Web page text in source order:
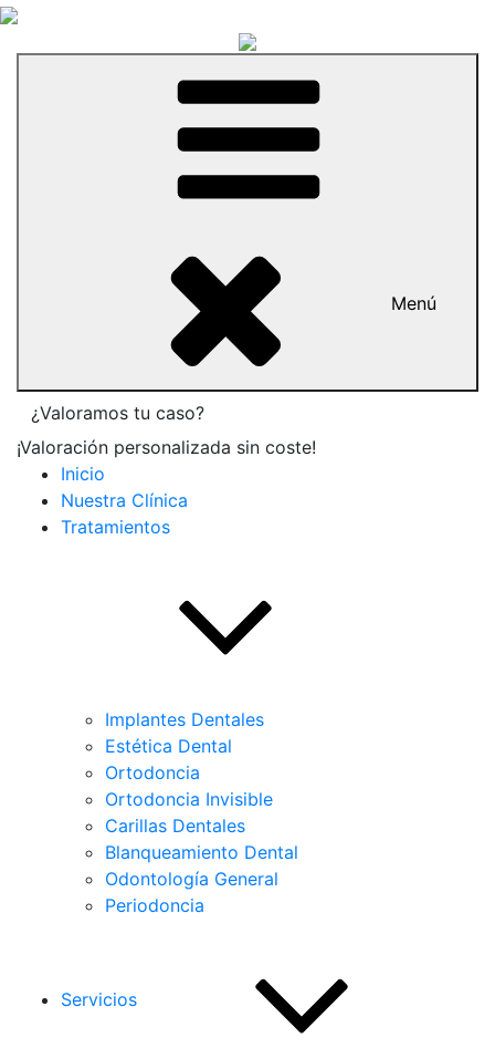
Menú
¿Valoramos tu caso?
¡Valoración personalizada sin coste!
Inicio
Nuestra Clínica
Tratamientos
Implantes Dentales
Estética Dental
Ortodoncia
Ortodoncia Invisible
Carillas Dentales
Blanqueamiento Dental
Odontología General
Periodoncia
Servicios